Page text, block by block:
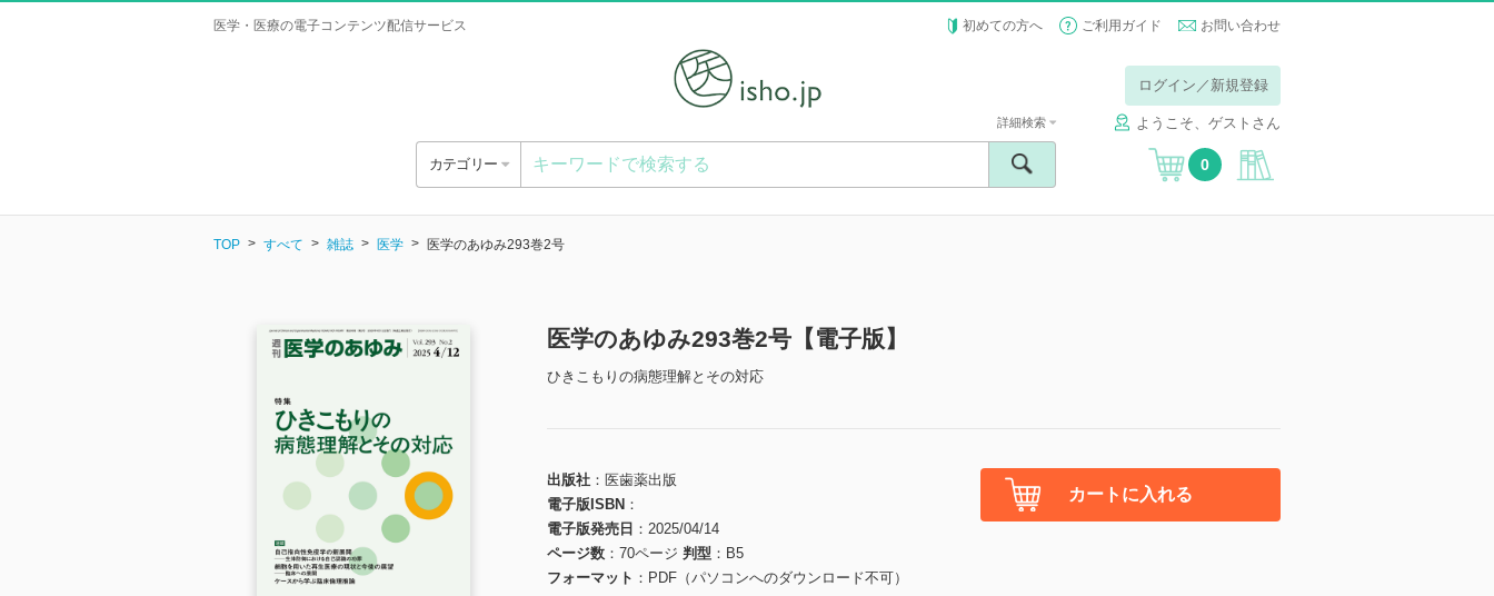
医学・医療の電子コンテンツ配信サービス 初めての方へ ご利用ガイド お問い合わせ
ログイン／新規登録
ようこそ、ゲストさん
カテゴリー
詳細検索
0
TOP すべて 雑誌 医学 医学のあゆみ293巻2号
医学のあゆみ293巻2号【電子版】
ひきこもりの病態理解とその対応
出版社
医歯薬出版
電子版ISBN
電子版発売日
2025/04/14
ページ数
70ページ 判型
B5
フォーマット
PDF（パソコンへのダウンロード不可）
カートに入れる